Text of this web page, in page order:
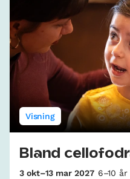
Visning
Bland
3 okt–13 mar 2027 6–10 år